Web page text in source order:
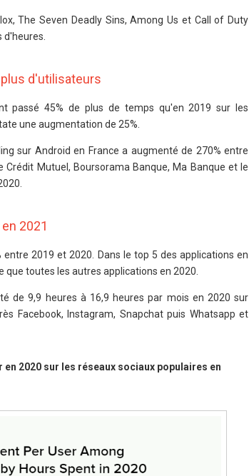
The Seven Deadly Sins, Among Us et Call of Duty
d'heures.
d'utilisateurs
passé 45% de plus de temps qu'en 2019 sur les
une augmentation de 25%.
sur Android en France a augmenté de 270% entre
Mutuel, Boursorama Banque, Ma Banque et le
2021
2019 et 2020. Dans le top 5 des applications en
toutes les autres applications en 2020.
de 9,9 heures à 16,9 heures par mois en 2020 sur
Facebook, Instagram, Snapchat puis Whatsapp et
2020 sur les réseaux sociaux populaires en